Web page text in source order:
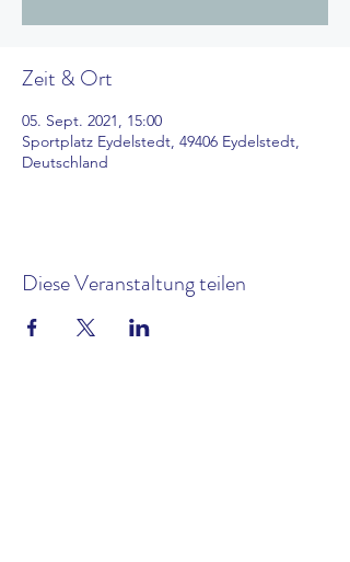
Zeit & Ort
05. Sept. 2021, 15:00
Sportplatz Eydelstedt, 49406 Eydelstedt,
Deutschland
Diese Veranstaltung teilen